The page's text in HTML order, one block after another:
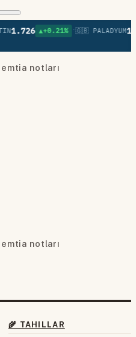
1.726 ▲+0.21% •🇬🇧 PALADYUM
notları
notları
🌾 TAHILLAR